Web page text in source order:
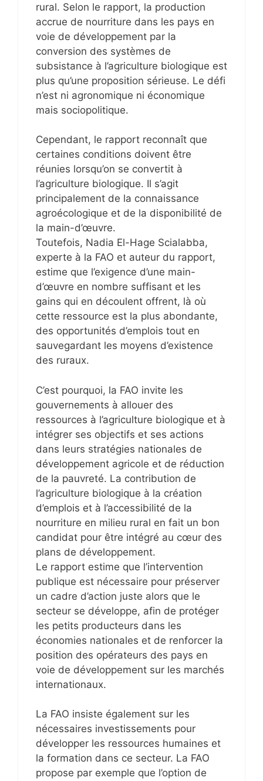
rural. Selon le rapport, la production
accrue de nourriture dans les pays en
voie de développement par la
conversion des systèmes de
subsistance à l’agriculture biologique est
plus qu’une proposition sérieuse. Le défi
n’est ni agronomique ni économique
mais sociopolitique.
Cependant, le rapport reconnaît que
certaines conditions doivent être
réunies lorsqu’on se convertit à
l’agriculture biologique. Il s’agit
principalement de la connaissance
agroécologique et de la disponibilité de
la main-d’œuvre.
Toutefois, Nadia El-Hage Scialabba,
experte à la FAO et auteur du rapport,
estime que l’exigence d’une main-
d’œuvre en nombre suffisant et les
gains qui en découlent offrent, là où
cette ressource est la plus abondante,
des opportunités d’emplois tout en
sauvegardant les moyens d’existence
des ruraux.
C’est pourquoi, la FAO invite les
gouvernements à allouer des
ressources à l’agriculture biologique et à
intégrer ses objectifs et ses actions
dans leurs stratégies nationales de
développement agricole et de réduction
de la pauvreté. La contribution de
l’agriculture biologique à la création
d’emplois et à l’accessibilité de la
nourriture en milieu rural en fait un bon
candidat pour être intégré au cœur des
plans de développement.
Le rapport estime que l’intervention
publique est nécessaire pour préserver
un cadre d’action juste alors que le
secteur se développe, afin de protéger
les petits producteurs dans les
économies nationales et de renforcer la
position des opérateurs des pays en
voie de développement sur les marchés
internationaux.
La FAO insiste également sur les
nécessaires investissements pour
développer les ressources humaines et
la formation dans ce secteur. La FAO
propose par exemple que l’option de